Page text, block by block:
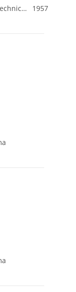
Dźwignia : Organ Towarzystwa Politechnicznego we Lwowie wychodzi dnia 20. każdego miesiąca, R.6 Nr 4
1957